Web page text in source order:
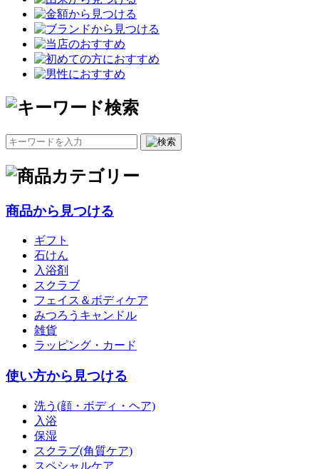
商品から見つける
ギフト
石けん
入浴剤
スクラブ
フェイス＆ボディケア
みつろうキャンドル
雑貨
ラッピング・カード
使い方から見つける
洗う(顔・ボディ・ヘア)
入浴
保湿
スクラブ(角質ケア)
スペシャルケア